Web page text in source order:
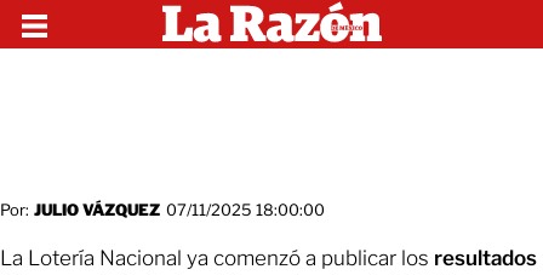
Por: JULIO VÁZQUEZ 07/11/2025 18:00:00
La Lotería Nacional ya comenzó a publicar los resultados